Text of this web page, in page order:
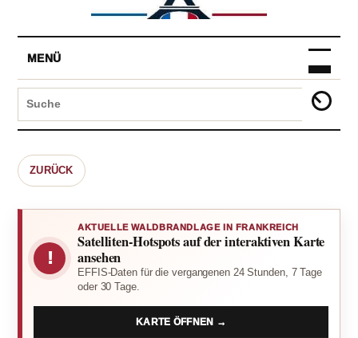
MENÜ
ZURÜCK
!
AKTUELLE WALDBRANDLAGE IN FRANKREICH
Satelliten-Hotspots auf der interaktiven Karte
ansehen
EFFIS-Daten für die vergangenen 24 Stunden, 7 Tage
oder 30 Tage.
KARTE ÖFFNEN →